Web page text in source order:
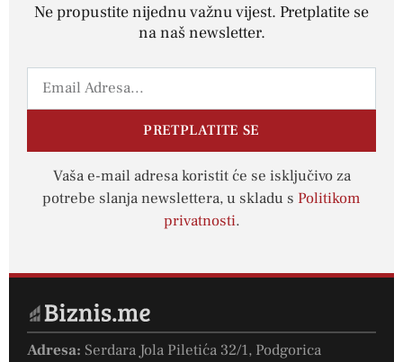
Ne propustite nijednu važnu vijest. Pretplatite se
na naš newsletter.
PRETPLATITE SE
Vaša e-mail adresa koristit će se isključivo za
potrebe slanja newslettera, u skladu s Politikom
privatnosti.
Adresa: Serdara Jola Piletića 32/1, Podgorica